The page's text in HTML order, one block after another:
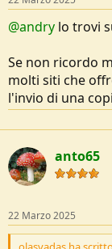
Radio,
Personal
Mobile
solitamente in
radioamatori li
frequenze di
Purtroppo molti
sensazionalistica
realmente in
maggior ragione
un Wattmetro
@andry lo trovi
Se non ricordo
molti siti che
l'invio di una
anto65
22 Marzo 2025